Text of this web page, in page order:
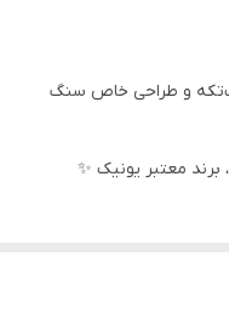
و طراحی خاص سنگ
برند معتبر یونیک ✨